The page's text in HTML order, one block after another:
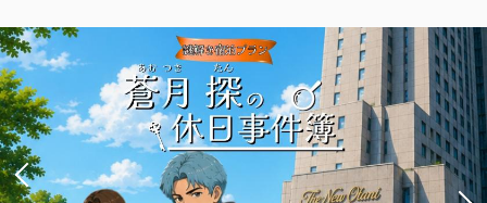
煙
禁煙 40.00m2 1~2名
セミダブルサイズ / 幅100-120cm×2
Wi-Fiあり（無料）